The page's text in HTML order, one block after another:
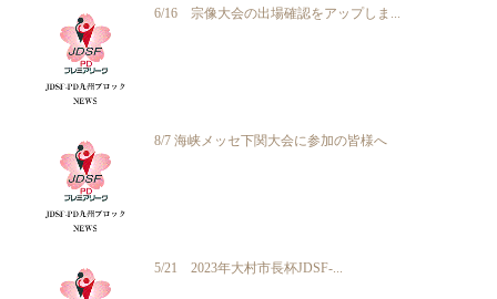
6/16 宗像大会の出場確認をアップしま...
8/7 海峡メッセ下関大会に参加の皆様へ
5/21 2023年大村市長杯JDSF-...